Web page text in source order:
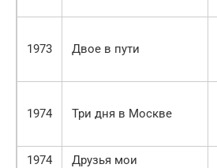
1973 Двое в пути
1974 Три дня в Москве
1974 Друзья мои